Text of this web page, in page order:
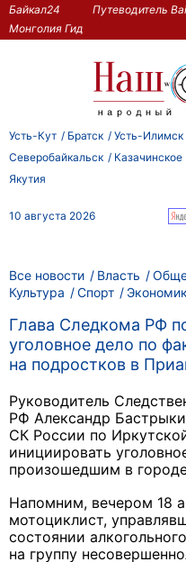
Байкал24 Путеводитель
Монголия Гид
Усть-Кут Братск Усть-Илимск
Северобайкальск
Казачинское
Якутия
10 августа 2026
Все новости Власть
Культура Спорт
Глава Следкома РФ
уголовное дело по
на подростков в
Руководитель
РФ Александр
СК России по
инициировать
произошедшим в
Напомним, вечером 18
мотоциклист,
состоянии
на группу